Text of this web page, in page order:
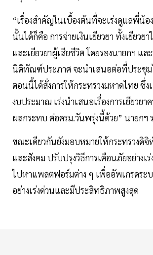
“เรื่องสำคัญในเบื้องต้นที่จะเร่งดูแลพี่น้
นั้นได้ก็คือ การจ่ายเงินเยียวยา ทั้งเยียวยา
และเยียวยาผู้เสียชีวิต โดยรองนายกฯ แล
นิติทัณฑ์ประภาศ จะนำเสนอต่อที่ประชุม
ตอนนี้ได้สั่งการให้กระทรวงมหาดไทย ซึ่
งบประมาณ เร่งนำเสนอเรื่องการเยียวยา
ผลกระทบ ต่อครม.วันพรุ่งนี้ด้วย” นายกฯ
ขณะเดียวกันยังมอบหมายให้กระทรวงดิ
และสังคม ปรับปรุงวิธีการเตือนภัยอย่างเ
ไปหาแพลตฟอร์มต่าง ๆ เพื่ออัพเกรดระ
อย่างเร่งด่วนและมีประสิทธิภาพสูงสุด